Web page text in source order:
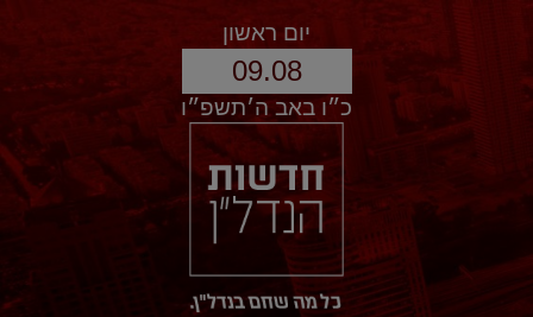
יום ראשון
09.08
כ״ו באב ה׳תשפ״ו